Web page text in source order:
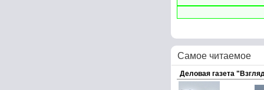
Самое читаемое